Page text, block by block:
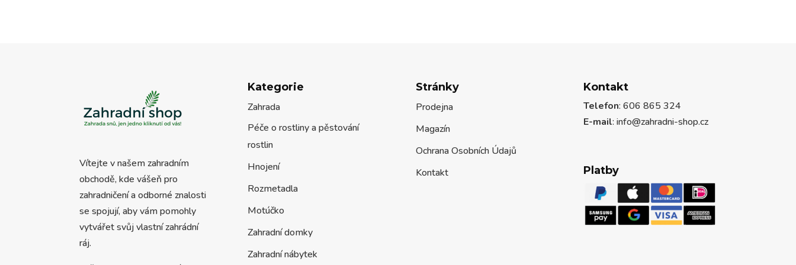
Vítejte v našem zahradním
obchodě, kde vášeň pro
zahradničení a odborné znalosti
se spojují, aby vám pomohly
vytvářet svůj vlastní zahrádní
ráj.
Kategorie
Zahrada
Péče o rostliny a pěstování
rostlin
Hnojení
Rozmetadla
Motúčko
Zahradní domky
Zahradní nábytek
Stránky
Prodejna
Magazín
Ochrana Osobních Údajů
Kontakt
Kontakt
Telefon: 606 865 324
E-mail: info@zahradni-shop.cz
Platby